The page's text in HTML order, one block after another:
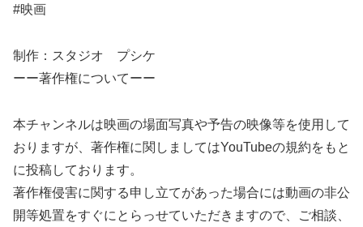
#映画
制作：スタジオ プシケ
ーー著作権についてーー
本チャンネルは映画の場面写真や予告の映像等を使用して
おりますが、著作権に関しましてはYouTubeの規約をもと
に投稿しております。
著作権侵害に関する申し立てがあった場合には動画の非公
開等処置をすぐにとらっせていただきますので、ご相談、